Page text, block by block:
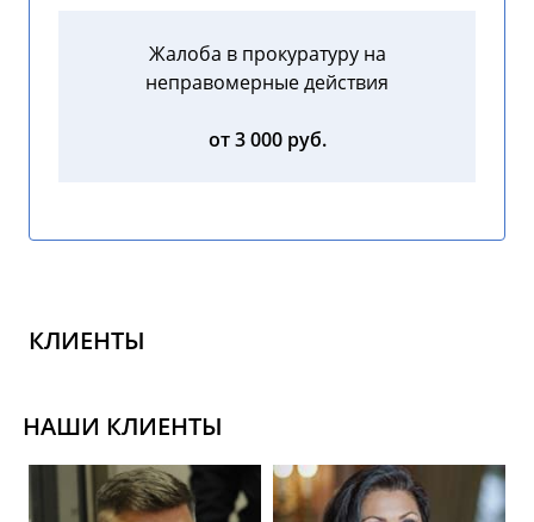
Жалоба в прокуратуру на
неправомерные действия
от 3 000 руб.
КЛИЕНТЫ
НАШИ КЛИЕНТЫ